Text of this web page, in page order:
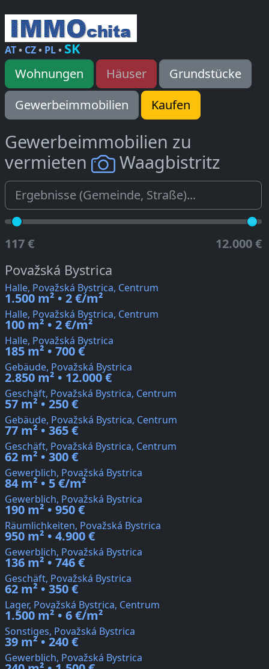
AT• CZ• PL• SK
Wohnungen Häuser
Grundstücke
Gewerbeimmobilien
Kaufen
Gewerbeimmobilien zu
vermieten
Waagbistritz
117 € 12.000 €
Považská Bystrica
Halle, Považská Bystrica, Centrum
1.500 m² • 2 €/m²
Halle, Považská Bystrica, Centrum
100 m² • 2 €/m²
Halle, Považská Bystrica
185 m² • 700 €
Gebäude, Považská Bystrica
2.850 m² • 12.000 €
Geschäft, Považská Bystrica, Centrum
57 m² • 250 €
Gebäude, Považská Bystrica, Centrum
77 m² • 365 €
Geschäft, Považská Bystrica, Centrum
62 m² • 300 €
Gewerblich, Považská Bystrica
84 m² • 5 €/m²
Gewerblich, Považská Bystrica
190 m² • 950 €
Räumlichkeiten, Považská Bystrica
950 m² • 4.900 €
Gewerblich, Považská Bystrica
136 m² • 746 €
Geschäft, Považská Bystrica
62 m² • 350 €
Lager, Považská Bystrica, Centrum
1.500 m² • 6 €/m²
Sonstiges, Považská Bystrica
39 m² • 240 €
Gewerblich, Považská Bystrica